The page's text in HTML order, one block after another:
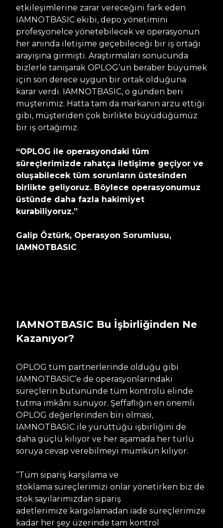
etkileşimlerine zarar vereceğini fark eden
IAMNOTBASIC ekibi, depo yönetimini
profesyonelce yönetebilecek ve operasyonun
her anında iletişime geçebileceği bir iş ortağı
arayışına girmişti. Araştırmaları sonucunda
bizlerle tanışarak OPLOG’un beraber büyümek
için son derece uygun bir ortak olduğuna
karar verdi. IAMNOTBASIC, o günden beri
müşterimiz. Hatta tam da markanın arzu ettiği
gibi, müşteriden çok birlikte büyüdüğümüz
bir iş ortağımız.
“OPLOG ile operasyondaki tüm
süreçlerimizde rahatça iletişime geçiyor ve
oluşabilecek tüm sorunların üstesinden
birlikte geliyoruz. Böylece operasyonumuz
üstünde daha fazla hakimiyet
kurabiliyoruz.”
Galip Öztürk, Operasyon Sorumlusu,
IAMNOTBASIC
IAMNOTBASIC Bu İşbirliğinden Ne
Kazanıyor?
OPLOG tüm partnerlerinde olduğu gibi
IAMNOTBASIC’e de operasyonlarındaki
süreçlerin bütününde tüm kontrolü elinde
tutma imkânı sunuyor. Şeffaflığın en önemli
OPLOG değerlerinden biri olması,
IAMNOTBASIC ile yürüttüğü işbirliğini de
daha güçlü kılıyor ve her aşamada her türlü
soruya cevap verebilmeyi mümkün kılıyor.
“Tüm sipariş karşılama ve
stoklama süreçlerimizi onlar yönetirken biz de
stok sayılarımızdan sipariş
adetlerimize kargolamadan iade süreçlerimize
kadar her şey üzerinde tam kontrol